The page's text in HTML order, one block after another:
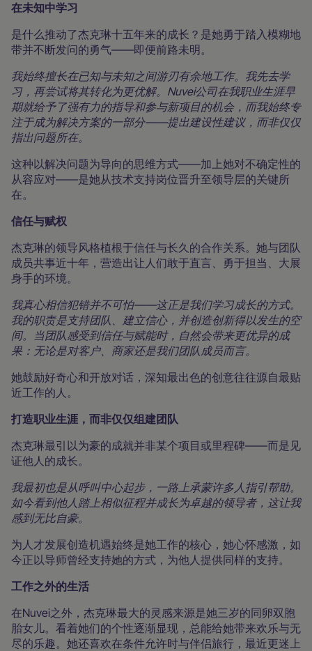
在未知中学习
是什么推动了杰克琳十五年来的成长？是她勇于踏入模糊地
带并不断发问的勇气——即便前路未明。
我始终擅长在已知与未知之间游刃有余地工作。我先去学
习，再尝试将其转化为更优解。Nuvei公司在我职业生涯早
期就给予了强有力的指导和参与新项目的机会，而我始终专
注于成为解决方案的一部分——提出建设性建议，而非仅仅
指出问题所在。
这种以解决问题为导向的思维方式——加上她对不确定性的
从容应对——是她从技术支持岗位晋升至领导层的关键所
在。
信任与赋权
杰克琳的领导风格植根于信任与长久的合作关系。她与团队
成员共事近十年，营造出让人们敢于直言、勇于担当、大展
身手的环境。
我真心相信犯错并不可怕——这正是我们学习成长的方式。
我的职责是支持团队、建立信心，并创造创新得以发生的空
间。当团队感受到信任与赋能时，自然会带来更优异的成
果：无论是对客户、商家还是我们团队成员而言。
她鼓励好奇心和开放对话，深知最出色的创意往往源自最贴
近工作的人。
打造职业生涯，而非仅仅组建团队
杰克琳最引以为豪的成就并非某个项目或里程碑——而是见
证他人的成长。
我最初也是从呼叫中心起步，一路上承蒙许多人指引帮助。
如今看到他人踏上相似征程并成长为卓越的领导者，这让我
感到无比自豪。
为人才发展创造机遇始终是她工作的核心，她心怀感激，如
今正以导师曾经支持她的方式，为他人提供同样的支持。
工作之外的生活
在Nuvei之外，杰克琳最大的灵感来源是她三岁的同卵双胞
胎女儿。看着她们的个性逐渐显现，总能给她带来欢乐与无
尽的乐趣。她还喜欢在条件允许时与伴侣旅行，最近更迷上